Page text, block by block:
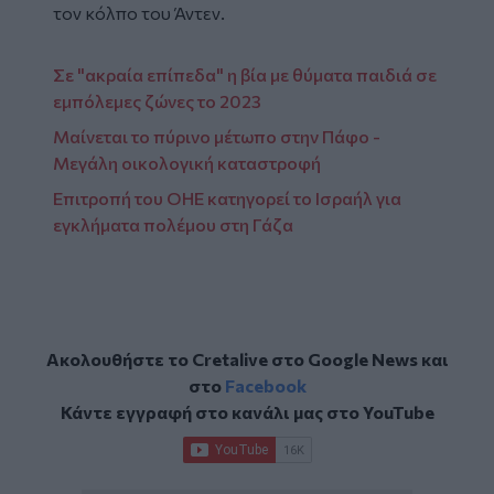
τον κόλπο του Άντεν.
Σε "ακραία επίπεδα" η βία με θύματα παιδιά σε
εμπόλεμες ζώνες το 2023
Μαίνεται το πύρινο μέτωπο στην Πάφο -
Μεγάλη οικολογική καταστροφή
Επιτροπή του ΟΗΕ κατηγορεί το Ισραήλ για
εγκλήματα πολέμου στη Γάζα
Ακολουθήστε το Cretalive στο Google Newsκαι
στο Facebook
Κάντε εγγραφή στο κανάλι μας στοYouTube